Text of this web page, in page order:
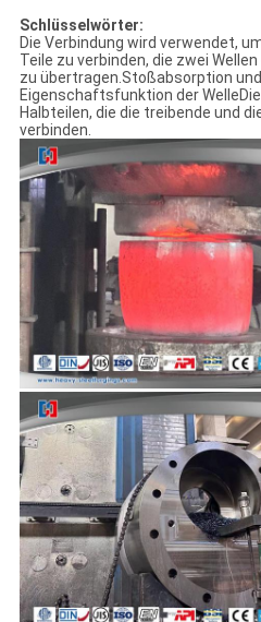
Schlüsselwörter:
Die Verbindung wird verwendet,
Teile zu verbinden, die zwei
zu übertragen.Stoßabsorption
Eigenschaftsfunktion der
Halbteilen, die die treibende und
verbinden.